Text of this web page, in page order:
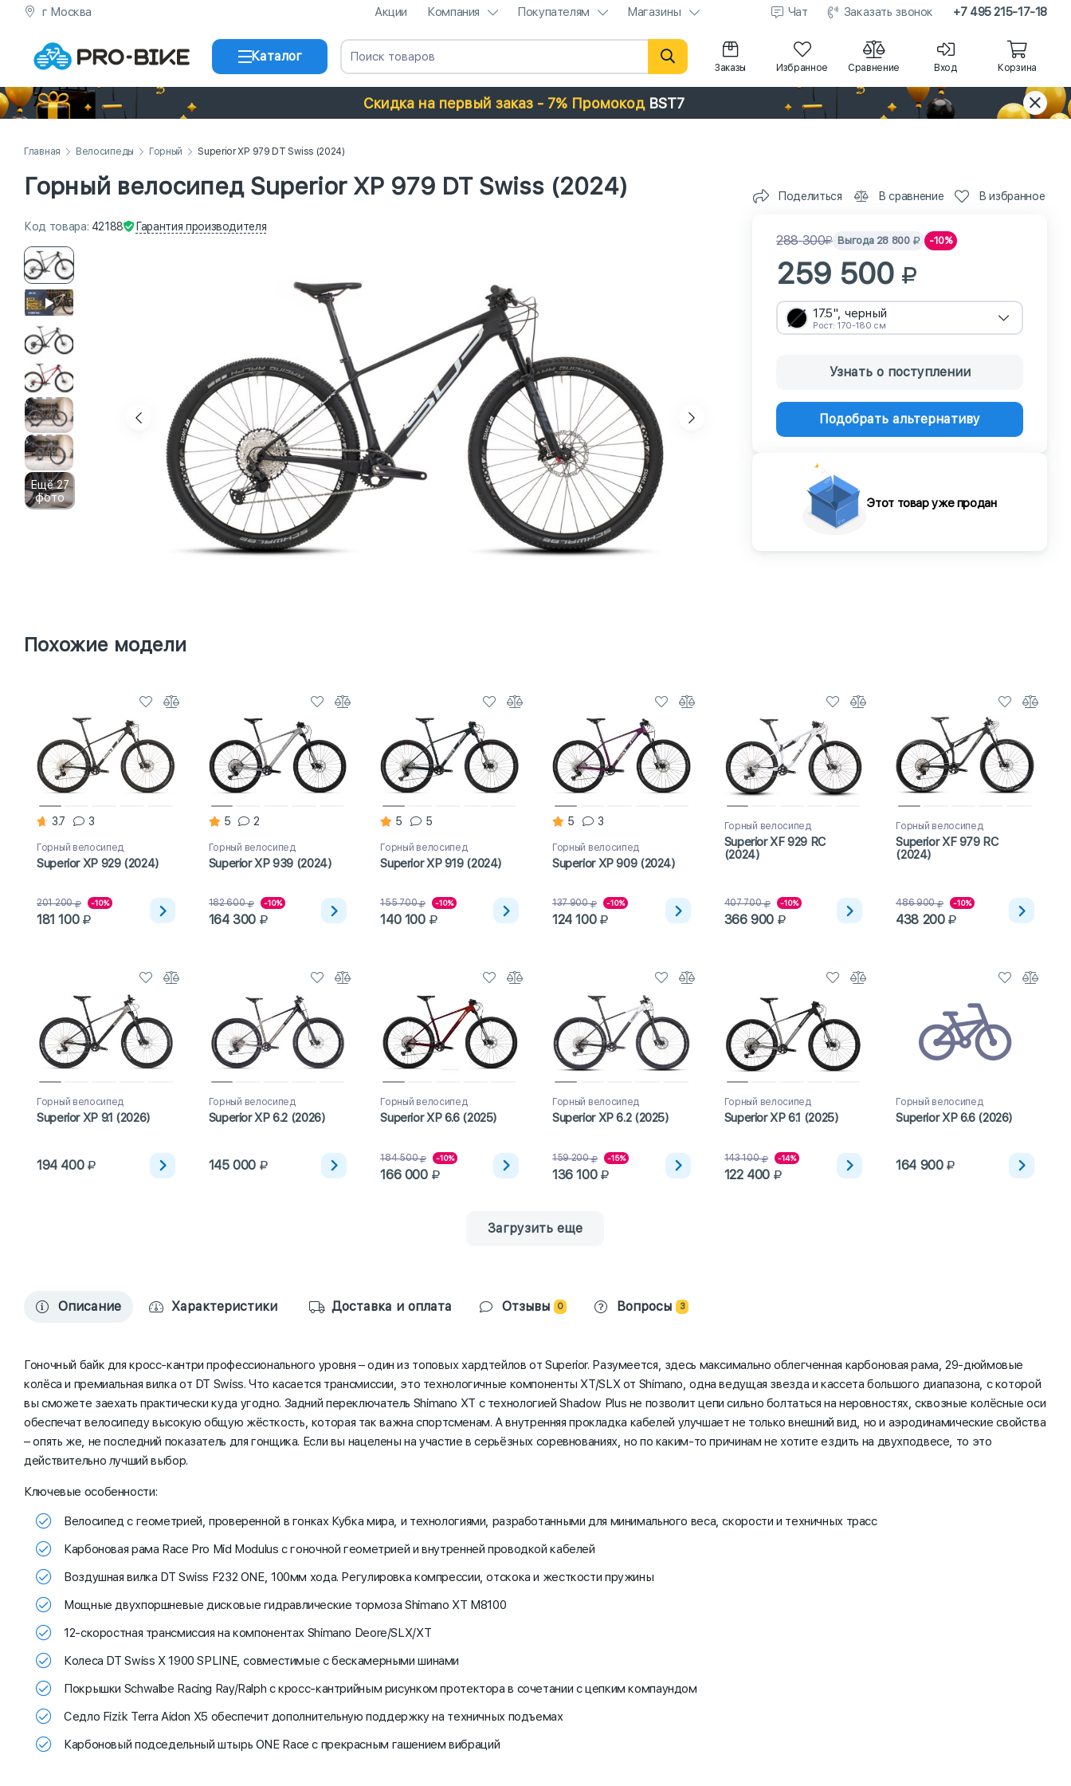
г Москва Акции Компания Покупателям Магазины Чат Заказать звонок +7 495 215-17-18
Каталог
Заказы Избранное Сравнение Вход Корзина
Скидка на первый заказ - 7% Промокод BST7
Главная Велосипеды Горный Superior XP 979 DT Swiss (2024)
Горный велосипед Superior XP 979 DT Swiss (2024) Поделиться В сравнение В избранное
Код товара: 42188 Гарантия производителя
Ещё 27
фото
288 300 Выгода 28 800 -10%
259 500
17.5", черный
Рост: 170-180 см
Узнать о поступлении
Подобрать альтернативу
Этот товар уже продан
Похожие модели
3.7 3
Горный велосипед
Superior XP 929 (2024)
201 200 -10%
181 100
5 2
Горный велосипед
Superior XP 939 (2024)
182 600 -10%
164 300
5 5
Горный велосипед
Superior XP 919 (2024)
155 700 -10%
140 100
5 3
Горный велосипед
Superior XP 909 (2024)
137 900 -10%
124 100
Горный велосипед
Superior XF 929 RC
(2024)
407 700 -10%
366 900
Горный велосипед
Superior XF 979 RC
(2024)
486 900 -10%
438 200
Горный велосипед
Superior XP 9.1 (2026)
194 400
Горный велосипед
Superior XP 6.2 (2026)
145 000
Горный велосипед
Superior XP 6.6 (2025)
184 500 -10%
166 000
Горный велосипед
Superior XP 6.2 (2025)
159 200 -15%
136 100
Горный велосипед
Superior XP 6.1 (2025)
143 100 -14%
122 400
Горный велосипед
Superior XP 6.6 (2026)
164 900
Загрузить еще
Описание Характеристики Доставка и оплата Отзывы 0 Вопросы 3
Гоночный байк для кросс-кантри профессионального уровня – один из топовых хардтейлов от Superior. Разумеется, здесь максимально облегченная карбоновая рама, 29-дюймовые
колёса и премиальная вилка от DT Swiss. Что касается трансмиссии, это технологичные компоненты XT/SLX от Shimano, одна ведущая звезда и кассета большого диапазона, с которой
вы сможете заехать практически куда угодно. Задний переключатель Shimano XT с технологией Shadow Plus не позволит цепи сильно болтаться на неровностях, сквозные колёсные оси
обеспечат велосипеду высокую общую жёсткость, которая так важна спортсменам. А внутренняя прокладка кабелей улучшает не только внешний вид, но и аэродинамические свойства
– опять же, не последний показатель для гонщика. Если вы нацелены на участие в серьёзных соревнованиях, но по каким-то причинам не хотите ездить на двухподвесе, то это
действительно лучший выбор.
Ключевые особенности:
Велосипед с геометрией, проверенной в гонках Кубка мира, и технологиями, разработанными для минимального веса, скорости и техничных трасс
Карбоновая рама Race Pro Mid Modulus с гоночной геометрией и внутренней проводкой кабелей
Воздушная вилка DT Swiss F232 ONE, 100мм хода. Регулировка компрессии, отскока и жесткости пружины
Мощные двухпоршневые дисковые гидравлические тормоза Shimano XT M8100
12-скоростная трансмиссия на компонентах Shimano Deore/SLX/XT
Колеса DT Swiss X 1900 SPLINE, совместимые с бескамерными шинами
Покрышки Schwalbe Racing Ray/Ralph с кросс-кантрийным рисунком протектора в сочетании с цепким компаундом
Седло Fizi:k Terra Aidon X5 обеспечит дополнительную поддержку на техничных подъемах
Карбоновый подседельный штырь ONE Race с прекрасным гашением вибраций